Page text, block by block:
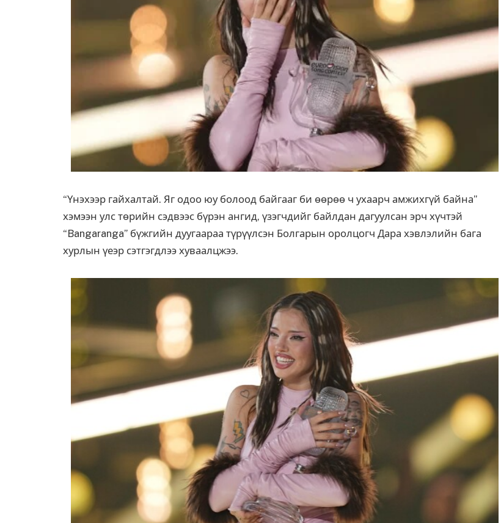
“Үнэхээр гайхалтай. Яг одоо юу болоод байгааг би өөрөө ч ухаарч амжихгүй байна”
хэмээн улс төрийн сэдвээс бүрэн ангид, үзэгчдийг байлдан дагуулсан эрч хүчтэй
“Bangaranga” бүжгийн дуугаараа түрүүлсэн Болгарын оролцогч Дара хэвлэлийн бага
хурлын үеэр сэтгэгдлээ хуваалцжээ.